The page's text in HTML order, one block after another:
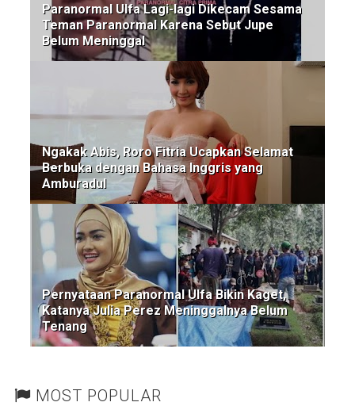
Paranormal Ulfa Lagi-lagi Dikecam Sesama
Teman Paranormal Karena Sebut Jupe
Belum Meninggal
Ngakak Abis, Roro Fitria Ucapkan Selamat
Berbuka dengan Bahasa Inggris yang
Amburadul
Pernyataan Paranormal Ulfa Bikin Kaget,
Katanya Julia Perez Meninggalnya Belum
Tenang
MOST POPULAR